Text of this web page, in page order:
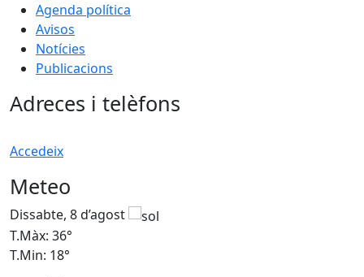
Agenda política
Avisos
Notícies
Publicacions
Adreces i telèfons
Accedeix
Meteo
Dissabte, 8 d’agost
T.Màx: 36°
T.Min: 18°